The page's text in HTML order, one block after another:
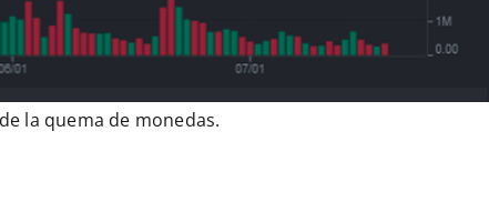
la quema de monedas.